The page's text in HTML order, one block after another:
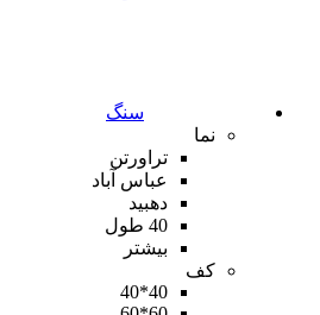
سنگ
نما
تراورتن
عباس آباد
دهبید
40 طول
بیشتر
کف
40*40